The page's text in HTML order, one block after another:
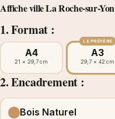
Affiche ville La Roche-sur-Yon
1. Format :
A4
21 × 29,7 cm
LE PRÉFÉRÉ
A3
29,7 × 42 cm
2. Encadrement :
Bois Naturel